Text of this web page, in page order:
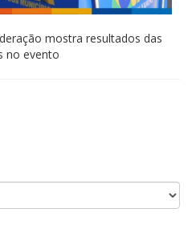
mostra resultados das
no evento